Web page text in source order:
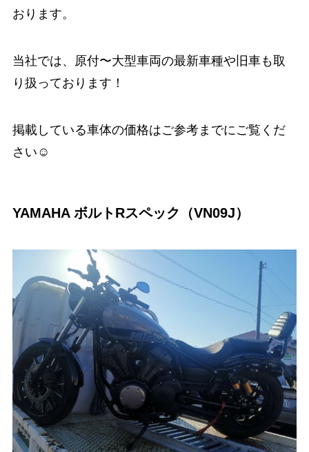
おります。
当社では、原付〜大型車両の最新車種や旧車も取
り扱っております！
掲載している車体の価格はご参考までにご覧くだ
さい☺️
YAMAHA ボルトRスペック（VN09J）